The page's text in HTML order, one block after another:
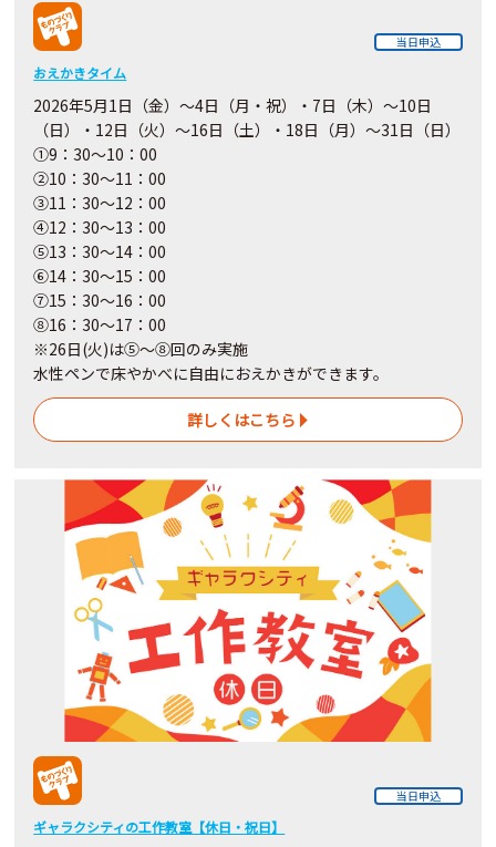
当日申込
おえかきタイム
2026年5月1日（金）～4日（月・祝）・7日（木）～10日
（日）・12日（火）～16日（土）・18日（月）～31日（日）
①9：30～10：00
②10：30～11：00
③11：30～12：00
④12：30～13：00
⑤13：30～14：00
⑥14：30～15：00
⑦15：30～16：00
⑧16：30～17：00
※26日(火)は⑤～⑧回のみ実施
水性ペンで床やかべに自由におえかきができます。
詳しくはこちら
当日申込
ギャラクシティの工作教室【休日・祝日】